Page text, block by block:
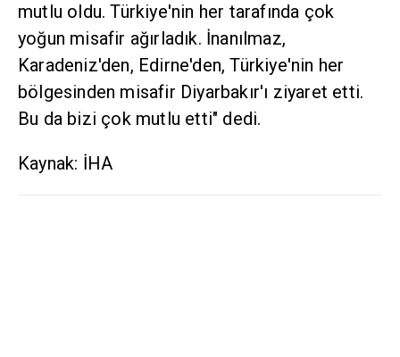
mutlu oldu. Türkiye'nin her tarafında çok
yoğun misafir ağırladık. İnanılmaz,
Karadeniz'den, Edirne'den, Türkiye'nin her
bölgesinden misafir Diyarbakır'ı ziyaret etti.
Bu da bizi çok mutlu etti" dedi.
Kaynak: İHA